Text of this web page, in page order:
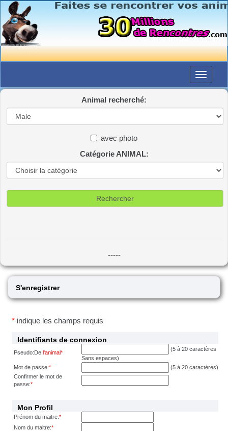
Animal recherché:
avec photo
Catégorie ANIMAL:
-----
S'enregistrer
* indique les champs requis
Identifiants de connexion
Pseudo:De l'animal*
(5 à 20 caractères
Sans espaces)
Mot de passe:*
(5 à 20 caractères)
Confirmer le mot de
passe:*
Mon Profil
Prénom du maitre:*
Nom du maitre:*